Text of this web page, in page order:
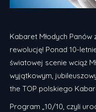
Kabaret Młodych
rewolucję! Ponad 10-
światowej scenie wciąż
wyjątkowym,
the TOP polskiego
Program „10/10, czyli